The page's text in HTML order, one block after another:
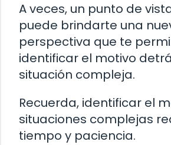
A veces, un punto de
puede brindarte una
perspectiva que te
identificar el motivo
situación compleja.
Recuerda, identificar el
situaciones complejas
tiempo y paciencia.